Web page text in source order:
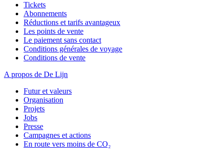
Tickets
Abonnements
Réductions et tarifs avantageux
Les points de vente
Le paiement sans contact
Conditions générales de voyage
Conditions de vente
A propos de De Lijn
Futur et valeurs
Organisation
Projets
Jobs
Presse
Campagnes et actions
En route vers moins de CO₂